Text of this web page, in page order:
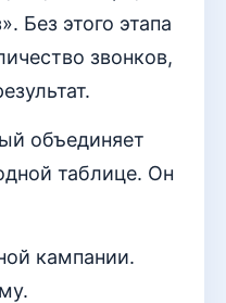
Без этого этапа
звонков,
объединяет
таблице. Он
кампании.